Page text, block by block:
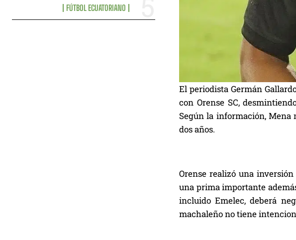
FÚTBOL ECUATORIANO
El periodista Germán
con Orense SC,
Según la información, Mena
dos años.
Orense realizó una
una prima importante
incluido Emelec, deberá
machaleño no tiene